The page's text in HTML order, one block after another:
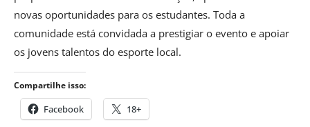
novas oportunidades para os estudantes. Toda a
comunidade está convidada a prestigiar o evento e apoiar
os jovens talentos do esporte local.
Compartilhe isso:
Facebook 18+